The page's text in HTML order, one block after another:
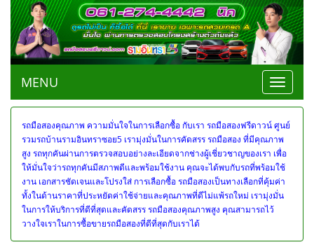
Toggle
MENU
รถมือสองคุณภาพ ความมั่นใจในการเลือกซื้อ กับเรา รถมือสองฟรีดาวน์ ศูนย์
รวมรถบ้านรามอินทราซอย5 เรามุ่งมั่นในการคัดสรร รถมือสอง ที่มีคุณภาพ
สูง รถทุกคันผ่านการตรวจสอบอย่างละเอียดจากช่างผู้เชี่ยวชาญของเรา เพื่อ
ให้มั่นใจว่ารถทุกคันมีสภาพดีและพร้อมใช้งาน คุณจะได้พบกับรถที่พร้อมใช้
งาน เอกสารชัดเจนและโปรงใส่ การเลือกซื้อ รถมือสองเป็นทางเลือกที่คุ้มค่า
ทั้งในด้านราคาที่ประหยัดค่าใช้จ่ายและคุณภาพที่ดีไม่แพ้รถใหม่ เรามุ่งมั่น
ในการให้บริการที่ดีที่สุดและคัดสรร รถมือสองคุณภาพสูง คุณสามารถไว้
วางใจเราในการซื้อขายรถมือสองที่ดีที่สุดกับเราได้